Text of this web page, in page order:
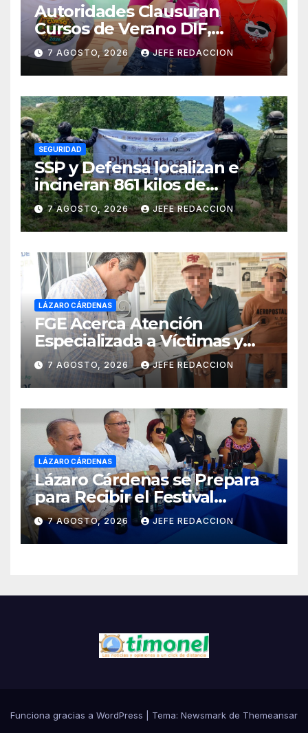
Autoridades Clausuran
Cursos de Verano DIF,
Seguridad Pública y Casa de
Cultura 2026
7 AGOSTO, 2026 JEFE REDACCION
SEGURIDAD
SSP y Defensa localizan e
incineran 861 kilos de
marihuana en Huetamo
7 AGOSTO, 2026 JEFE REDACCION
LÁZARO CÁRDENAS
FGE Acerca Atención
Especializada a Víctimas y
Ciudadanía de Coalcomán
7 AGOSTO, 2026 JEFE REDACCION
LÁZARO CÁRDENAS
Lázaro Cárdenas se Prepara
para Recibir el Festival
Internacional de la Cerveza
Costa de Michoacán 2026
7 AGOSTO, 2026 JEFE REDACCION
Funciona gracias a WordPress Tema: Newsmark de Themeansar